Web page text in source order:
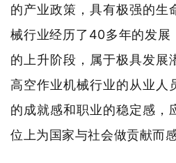
的产业政策，具有极强的生
械行业经历了40多年的发展
的上升阶段，属于极具发展
高空作业机械行业的从业人
的成就感和职业的稳定感，
位上为国家与社会做贡献而